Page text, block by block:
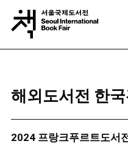
해외도서전 한
2024 프랑크푸르트도서